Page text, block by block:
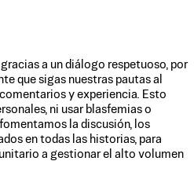
a un diálogo respetuoso, por
que sigas nuestras pautas al
y experiencia. Esto
ni usar blasfemias o
la discusión, los
en todas las historias, para
a gestionar el alto volumen